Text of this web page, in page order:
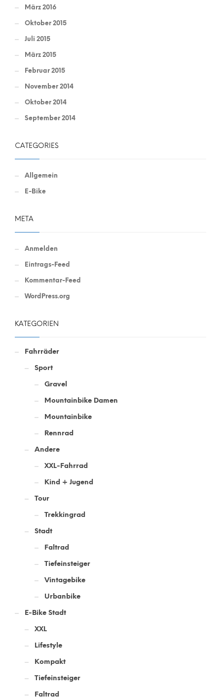
März 2016
Oktober 2015
Juli 2015
März 2015
Februar 2015
November 2014
Oktober 2014
September 2014
CATEGORIES
Allgemein
E-Bike
META
Anmelden
Eintrags-Feed
Kommentar-Feed
WordPress.org
KATEGORIEN
Fahrräder
Sport
Gravel
Mountainbike Damen
Mountainbike
Rennrad
Andere
XXL-Fahrrad
Kind + Jugend
Tour
Trekkingrad
Stadt
Faltrad
Tiefeinsteiger
Vintagebike
Urbanbike
E-Bike Stadt
XXL
Lifestyle
Kompakt
Tiefeinsteiger
Faltrad